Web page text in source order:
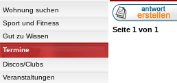
Wohnung suchen
Sport und Fitness
Gut zu Wissen
Termine
Discos/Clubs
Veranstaltungen
Seite 1 von 1